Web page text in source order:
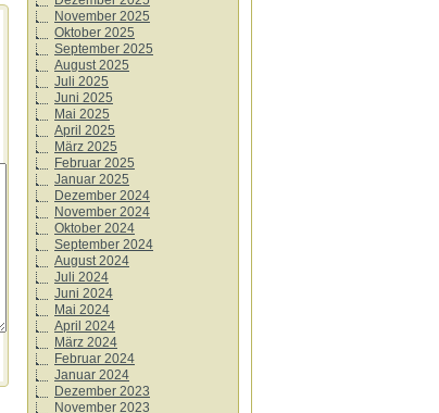
November 2025
Oktober 2025
September 2025
August 2025
Juli 2025
Juni 2025
Mai 2025
April 2025
März 2025
Februar 2025
Januar 2025
Dezember 2024
November 2024
Oktober 2024
September 2024
August 2024
Juli 2024
Juni 2024
Mai 2024
April 2024
März 2024
Februar 2024
Januar 2024
Dezember 2023
November 2023